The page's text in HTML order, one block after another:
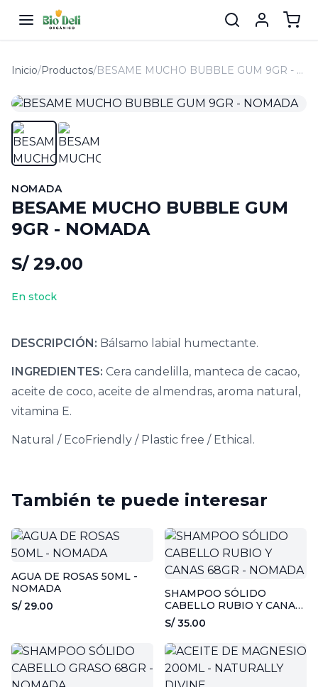
Inicio/Productos/ BESAME MUCHO BUBBLE GUM 9GR - NOMADA
NOMADA
BESAME MUCHO BUBBLE GUM
9GR - NOMADA
S/ 29.00
En stock
DESCRIPCIÓN: Bálsamo labial humectante.
INGREDIENTES: Cera candelilla, manteca de cacao,
aceite de coco, aceite de almendras, aroma natural,
vitamina E.
Natural / EcoFriendly / Plastic free / Ethical.
También te puede interesar
AGUA DE ROSAS 50ML -
NOMADA
S/ 29.00
SHAMPOO SÓLIDO
CABELLO RUBIO Y CANAS
68GR - NOMADA
S/ 35.00